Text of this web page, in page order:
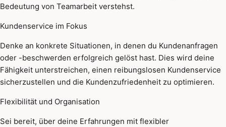
Bedeutung von Teamarbeit verstehst.
Kundenservice im Fokus
Denke an konkrete Situationen, in denen du Kundenanfragen
oder -beschwerden erfolgreich gelöst hast. Dies wird deine
Fähigkeit unterstreichen, einen reibungslosen Kundenservice
sicherzustellen und die Kundenzufriedenheit zu optimieren.
Flexibilität und Organisation
Sei bereit, über deine Erfahrungen mit flexibler